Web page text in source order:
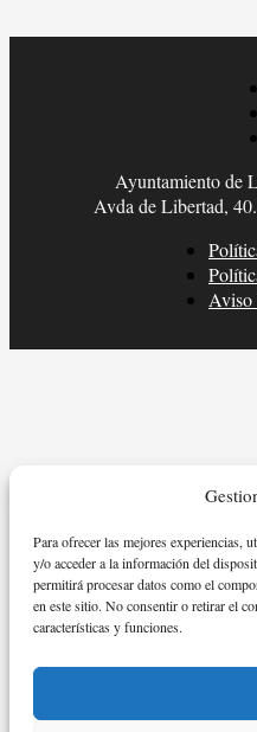
Para ofrecer las mejores experiencias,
y/o acceder a la información del
permitirá procesar datos como el
en este sitio. No consentir o retirar el
características y funciones.
Ayuntamiento de
Avda de Libertad,
Aviso